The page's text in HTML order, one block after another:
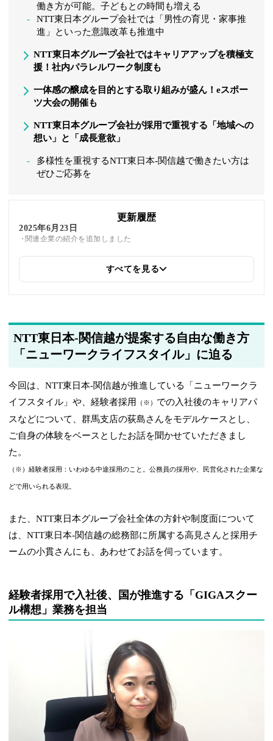
働き方が可能。子どもとの時間も増える
NTT東日本グループ会社では「男性の育児・家事推
進」といった意識改革も推進中
NTT東日本グループ会社ではキャリアアップを積極支
援！社内パラレルワーク制度も
一体感の醸成を目的とする取り組みが盛ん！eスポー
ツ大会の開催も
NTT東日本グループ会社が採用で重視する「地域への
想い」と「成長意欲」
多様性を重視するNTT東日本-関信越で働きたい方は
ぜひご応募を
更新履歴
2025年6月23日
関連企業の紹介を追加しました
すべてを見る
NTT東日本-関信越が提案する自由な働き方
「ニューワークライフスタイル」に迫る
今回は、NTT東日本-関信越が推進している「ニューワークラ
イフスタイル」や、経験者採用
（※） での入社後のキャリアパ
スなどについて、群馬支店の荻島さんをモデルケースとし、
ご自身の体験をベースとしたお話を聞かせていただきまし
た。
（※）経験者採用：いわゆる中途採用のこと。公務員の採用や、民営化された企業な
どで用いられる表現。
また、NTT東日本グループ会社全体の方針や制度面について
は、NTT東日本-関信越の総務部に所属する高見さんと採用チ
ームの小貫さんにも、あわせてお話を伺っています。
経験者採用で入社後、国が推進する「GIGAスクー
ル構想」業務を担当